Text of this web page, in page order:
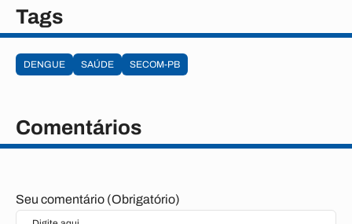
Tags
DENGUE SAÚDE SECOM-PB
Comentários
Seu comentário (Obrigatório)